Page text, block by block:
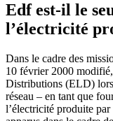
Edf est-il le
l’électricité
Dans le cadre des
10 février 2000
Distributions (ELD)
réseau – en tant que
l’électricité produite